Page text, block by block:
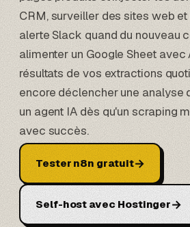
CRM, surveiller des sites web
alerte Slack quand du nouveau
alimenter un Google Sheet avec
résultats de vos extractions
encore déclencher une analyse
un agent IA dès qu'un scraping
avec succès.
Tester n8n gratuit→
Self-host avec Hostinger→